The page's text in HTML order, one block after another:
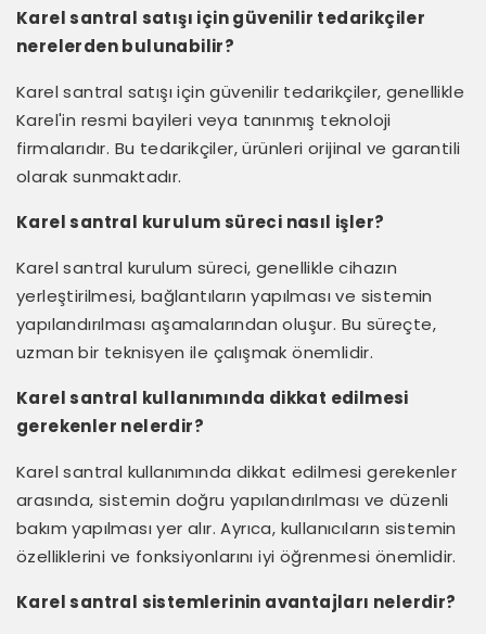
Karel santral satışı için güvenilir tedarikçiler
nerelerden bulunabilir?
Karel santral satışı için güvenilir tedarikçiler, genellikle
Karel'in resmi bayileri veya tanınmış teknoloji
firmalarıdır. Bu tedarikçiler, ürünleri orijinal ve garantili
olarak sunmaktadır.
Karel santral kurulum süreci nasıl işler?
Karel santral kurulum süreci, genellikle cihazın
yerleştirilmesi, bağlantıların yapılması ve sistemin
yapılandırılması aşamalarından oluşur. Bu süreçte,
uzman bir teknisyen ile çalışmak önemlidir.
Karel santral kullanımında dikkat edilmesi
gerekenler nelerdir?
Karel santral kullanımında dikkat edilmesi gerekenler
arasında, sistemin doğru yapılandırılması ve düzenli
bakım yapılması yer alır. Ayrıca, kullanıcıların sistemin
özelliklerini ve fonksiyonlarını iyi öğrenmesi önemlidir.
Karel santral sistemlerinin avantajları nelerdir?